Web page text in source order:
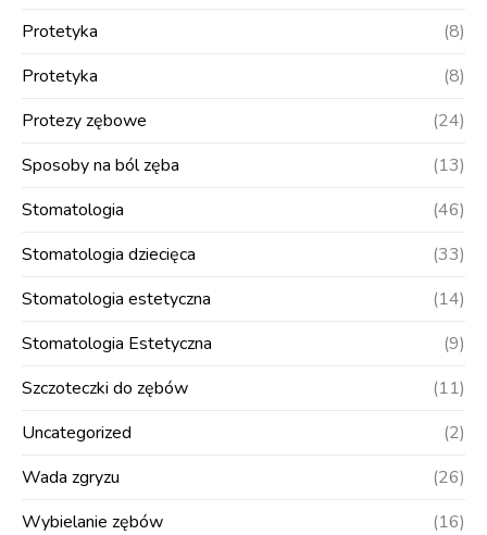
Protetyka
(8)
Protetyka
(8)
Protezy zębowe
(24)
Sposoby na ból zęba
(13)
Stomatologia
(46)
Stomatologia dziecięca
(33)
Stomatologia estetyczna
(14)
Stomatologia Estetyczna
(9)
Szczoteczki do zębów
(11)
Uncategorized
(2)
Wada zgryzu
(26)
Wybielanie zębów
(16)